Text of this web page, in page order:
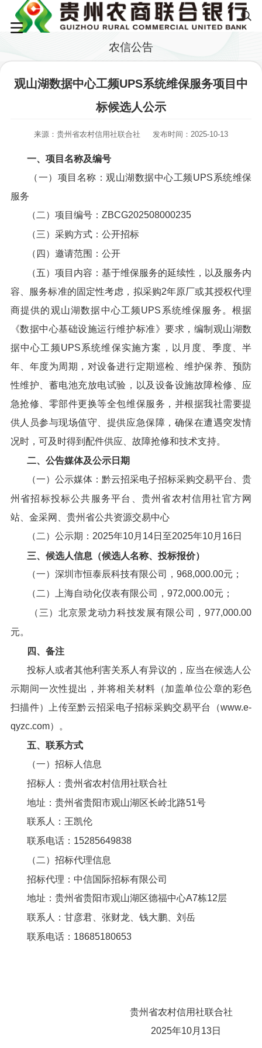
农信公告
观山湖数据中心工频UPS系统维保服务项目中
标候选人公示
来源：贵州省农村信用社联合社 发布时间：2025-10-13
一、项目名称及编号
（一）项目名称：观山湖数据中心工频UPS系统维保
服务
（二）项目编号：ZBCG202508000235
（三）采购方式：公开招标
（四）邀请范围：公开
（五）项目内容：基于维保服务的延续性，以及服务内
容、服务标准的固定性考虑，拟采购2年原厂或其授权代理
商提供的观山湖数据中心工频UPS系统维保服务。根据
《数据中心基础设施运行维护标准》要求，编制观山湖数
据中心工频UPS系统维保实施方案，以月度、季度、半
年、年度为周期，对设备进行定期巡检、维护保养、预防
性维护、蓄电池充放电试验，以及设备设施故障检修、应
急抢修、零部件更换等全包维保服务，并根据我社需要提
供人员参与现场值守、提供应急保障，确保在遭遇突发情
况时，可及时得到配件供应、故障抢修和技术支持。
二、公告媒体及公示日期
（一）公示媒体：黔云招采电子招标采购交易平台、贵
州省招标投标公共服务平台、贵州省农村信用社官方网
站、金采网、贵州省公共资源交易中心
（二）公示期：2025年10月14日至2025年10月16日
三、候选人信息（候选人名称、投标报价）
（一）深圳市恒泰辰科技有限公司，968,000.00元；
（二）上海自动化仪表有限公司，972,000.00元；
（三）北京景龙动力科技发展有限公司，977,000.00
元。
四、备注
投标人或者其他利害关系人有异议的，应当在候选人公
示期间一次性提出，并将相关材料（加盖单位公章的彩色
扫描件）上传至黔云招采电子招标采购交易平台（www.e-
qyzc.com）。
五、联系方式
（一）招标人信息
招标人：贵州省农村信用社联合社
地址：贵州省贵阳市观山湖区长岭北路51号
联系人：王凯伦
联系电话：15285649838
（二）招标代理信息
招标代理：中信国际招标有限公司
地址：贵州省贵阳市观山湖区德福中心A7栋12层
联系人：甘彦君、张财龙、钱大鹏、刘岳
联系电话：18685180653
贵州省农村信用社联合社
2025年10月13日